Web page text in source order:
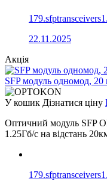
22.11.2025
Акція
SFP модуль одномод, 20
У кошик Дізнатися ціну
Оптичний модуль SFP
1.25Гб/с на відстань